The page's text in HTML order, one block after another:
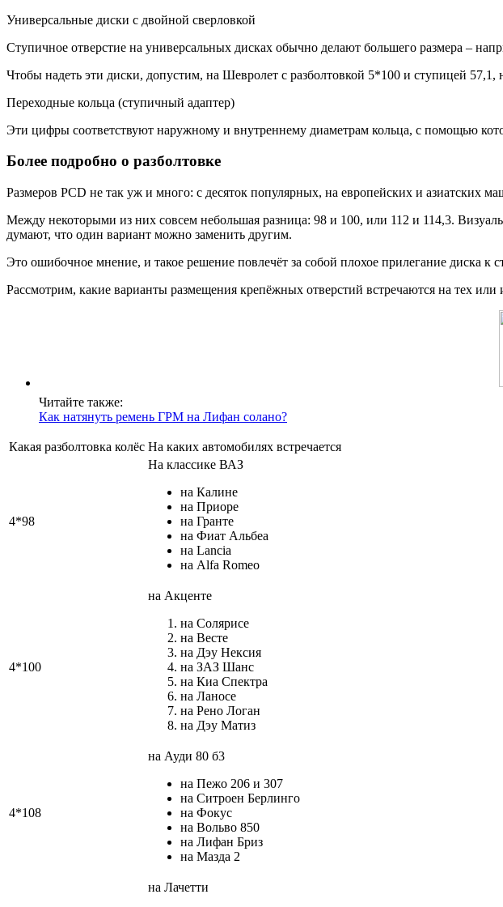
Универсальные диски с двойной сверловкой
Ступичное отверстие на универсальных дисках обычно делают большего размера –
Чтобы надеть эти диски, допустим, на Шевролет с разболтовкой 5*100 и ступицей
Переходные кольца (ступичный адаптер)
Эти цифры соответствуют наружному и внутреннему диаметрам кольца, с помощью
Более подробно о разболтовке
Размеров PCD не так уж и много: с десяток популярных, на европейских и азиатских
Между некоторыми из них совсем небольшая разница: 98 и 100, или 112 и 114,3.
думают, что один вариант можно заменить другим.
Это ошибочное мнение, и такое решение повлечёт за собой плохое прилегание диска к
Рассмотрим, какие варианты размещения крепёжных отверстий встречаются на тех или
Читайте также:
Как натянуть ремень ГРМ на Лифан солано?
Какая разболтовка колёс На каких автомобилях встречается
4*98
На классике ВАЗ
на Калине
на Приоре
на Гранте
на Фиат Альбеа
на Lancia
на Alfa Romeo
4*100
на Акценте
на Солярисе
на Весте
на Дэу Нексия
на ЗАЗ Шанс
на Киа Спектра
на Ланосе
на Рено Логан
на Дэу Матиз
4*108
на Ауди 80 б3
на Пежо 206 и 307
на Ситроен Берлинго
на Фокус
на Вольво 850
на Лифан Бриз
на Мазда 2
на Лачетти